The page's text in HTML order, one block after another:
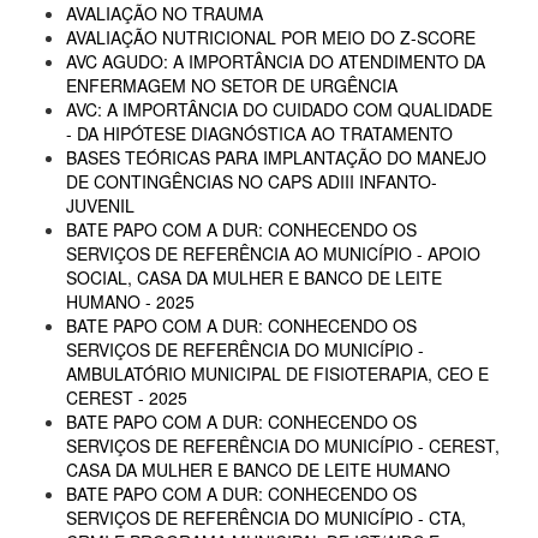
AVALIAÇÃO NO TRAUMA
AVALIAÇÃO NUTRICIONAL POR MEIO DO Z-SCORE
AVC AGUDO: A IMPORTÂNCIA DO ATENDIMENTO DA
ENFERMAGEM NO SETOR DE URGÊNCIA
AVC: A IMPORTÂNCIA DO CUIDADO COM QUALIDADE
- DA HIPÓTESE DIAGNÓSTICA AO TRATAMENTO
BASES TEÓRICAS PARA IMPLANTAÇÃO DO MANEJO
DE CONTINGÊNCIAS NO CAPS ADIII INFANTO-
JUVENIL
BATE PAPO COM A DUR: CONHECENDO OS
SERVIÇOS DE REFERÊNCIA AO MUNICÍPIO - APOIO
SOCIAL, CASA DA MULHER E BANCO DE LEITE
HUMANO - 2025
BATE PAPO COM A DUR: CONHECENDO OS
SERVIÇOS DE REFERÊNCIA DO MUNICÍPIO -
AMBULATÓRIO MUNICIPAL DE FISIOTERAPIA, CEO E
CEREST - 2025
BATE PAPO COM A DUR: CONHECENDO OS
SERVIÇOS DE REFERÊNCIA DO MUNICÍPIO - CEREST,
CASA DA MULHER E BANCO DE LEITE HUMANO
BATE PAPO COM A DUR: CONHECENDO OS
SERVIÇOS DE REFERÊNCIA DO MUNICÍPIO - CTA,